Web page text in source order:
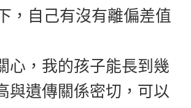
，自己有沒有離偏差值
心，我的孩子能長到幾
與遺傳關係密切，可以